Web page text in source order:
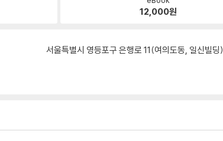
12,000원
서울특별시 영등포구 은행로 11(여의도동, 일신빌딩)